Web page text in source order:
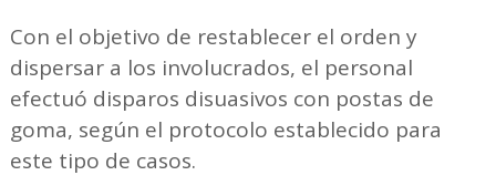
Con el objetivo de restablecer el orden y
dispersar a los involucrados, el personal
efectuó disparos disuasivos con postas de
goma, según el protocolo establecido para
este tipo de casos.